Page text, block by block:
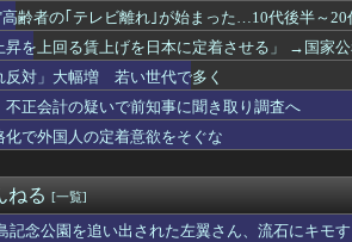
という職業を知ってしまう・・・・・・・・・
1日、めちゃくちゃ充実してる……これ革命やろ
あれだけ許されてるの？
報告「文〇砲より遥かに弱いノロケ砲をお見舞
茶やってま〜す♡ぜひいらしてください♡」
朗希をものにしてしまうwwwwwwww
、渾身のあたシコダンスwwwwwww
「まあ、1週間…」使うと告白
亡、ほとんどが高齢者で若者は元気・・・
高齢者の｢テレビ離れ｣が始まった…10代後半～
昇を上回る賃上げを日本に定着させる」 →国家
反対」大幅増 若い世代で多く
不正会計の疑いで前知事に聞き取り調査へ
化で外国人の定着意欲をそぐな
ねる [一覧]
記念公園を追い出された左翼さん、流石にキモ